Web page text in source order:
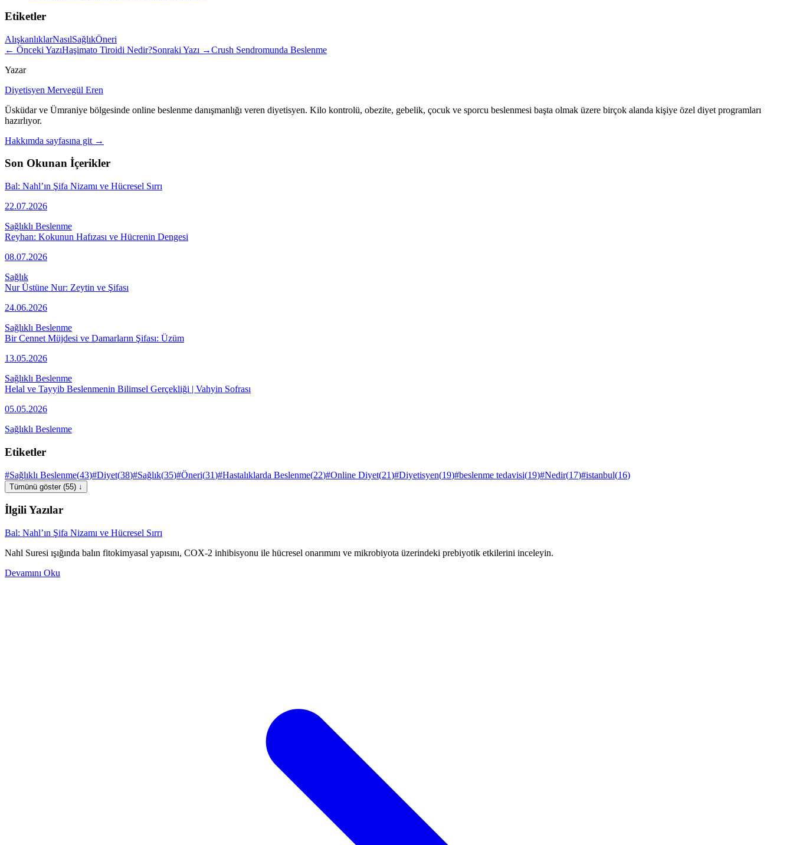
Etiketler
AlışkanlıklarNasılSağlıkÖneri
← Önceki YazıHaşimato Tiroidi Nedir?Sonraki Yazı →Crush Sendromunda Beslenme
Yazar
Diyetisyen Mervegül Eren
Üsküdar ve Ümraniye bölgesinde online beslenme danışmanlığı veren diyetisyen. Kilo kontrolü, obezite, gebelik, çocuk ve sporcu beslenmesi başta olmak üzere birçok alanda kişiye özel diyet programları
hazırlıyor.
Hakkımda sayfasına git →
Son Okunan İçerikler
Bal: Nahl’ın Şifa Nizamı ve Hücresel Sırrı
22.07.2026
Sağlıklı Beslenme
Reyhan: Kokunun Hafızası ve Hücrenin Dengesi
08.07.2026
Sağlık
Nur Üstüne Nur: Zeytin ve Şifası
24.06.2026
Sağlıklı Beslenme
Bir Cennet Müjdesi ve Damarların Şifası: Üzüm
13.05.2026
Sağlıklı Beslenme
Helal ve Tayyib Beslenmenin Bilimsel Gerçekliği | Vahyin Sofrası
05.05.2026
Sağlıklı Beslenme
Etiketler
#Sağlıklı Beslenme(43)#Diyet(38)#Sağlık(35)#Öneri(31)#Hastalıklarda Beslenme(22)#Online Diyet(21)#Diyetisyen(19)#beslenme tedavisi(19)#Nedir(17)#istanbul(16)
Tümünü göster (55) ↓
İlgili Yazılar
Bal: Nahl’ın Şifa Nizamı ve Hücresel Sırrı
Nahl Suresi ışığında balın fitokimyasal yapısını, COX-2 inhibisyonu ile hücresel onarımını ve mikrobiyota üzerindeki prebiyotik etkilerini inceleyin.
Devamını Oku